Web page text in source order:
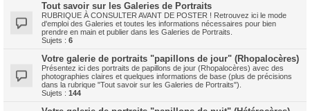
Tout savoir sur les Galeries de Portraits
RUBRIQUE À CONSULTER AVANT DE POSTER ! Retrouvez ici le mode
d'emploi des Galeries et toutes les informations nécessaires pour bien
prendre en main et publier dans les Galeries de Portraits.
Sujets : 6
Votre galerie de portraits "papillons de jour" (Rhopalocères)
Présentez ici des portraits de papillons de jour (Rhopalocères) avec des
photographies claires et quelques informations de base (plus de précisions
dans la rubrique "Tout savoir sur les Galeries de Portraits").
Sujets : 144